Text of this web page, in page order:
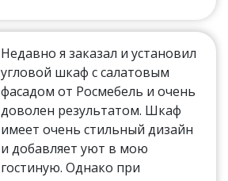
Недавно я заказал и установил
угловой шкаф с салатовым
фасадом от Росмебель и очень
доволен результатом. Шкаф
имеет очень стильный дизайн
и добавляет уют в мою
гостиную. Однако при